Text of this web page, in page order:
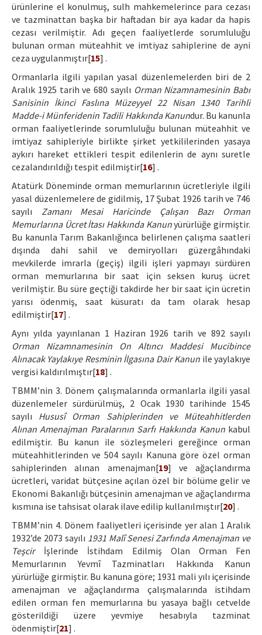
ürünlerine el konulmuş, sulh mahkemelerince para cezası
ve tazminattan başka bir haftadan bir aya kadar da hapis
cezası verilmiştir. Adı geçen faaliyetlerde sorumluluğu
bulunan orman müteahhit ve imtiyaz sahiplerine de ayni
ceza uygulanmıştır[15] .
Ormanlarla ilgili yapılan yasal düzenlemelerden biri de 2
Aralık 1925 tarih ve 680 sayılı Orman Nizamnamesinin Babı
Sanisinin İkinci Faslına Müzeyyel 22 Nisan 1340 Tarihli
Madde-i Münferidenin Tadili Hakkında Kanundur. Bu kanunla
orman faaliyetlerinde sorumluluğu bulunan müteahhit ve
imtiyaz sahipleriyle birlikte şirket yetkililerinden yasaya
aykırı hareket ettikleri tespit edilenlerin de aynı suretle
cezalandırıldığı tespit edilmiştir[16] .
Atatürk Döneminde orman memurlarının ücretleriyle ilgili
yasal düzenlemelere de gidilmiş, 17 Şubat 1926 tarih ve 746
sayılı Zamanı Mesai Haricinde Çalışan Bazı Orman
Memurlarına Ücret İtası Hakkında Kanunyürürlüğe girmiştir.
Bu kanunla Tarım Bakanlığınca belirlenen çalışma saatleri
dışında dahi sahil ve demiryolları güzergâhındaki
mevkilerde imrarla (geçiş) ilgili işleri yapmayı sürdüren
orman memurlarına bir saat için seksen kuruş ücret
verilmiştir. Bu süre geçtiği takdirde her bir saat için ücretin
yarısı ödenmiş, saat küsuratı da tam olarak hesap
edilmiştir[17] .
Aynı yılda yayınlanan 1 Haziran 1926 tarih ve 892 sayılı
Orman Nizamnamesinin On Altıncı Maddesi Mucibince
Alınacak Yaylakıye Resminin İlgasına Dair Kanun ile yaylakıye
vergisi kaldırılmıştır[18] .
TBMM’nin 3. Dönem çalışmalarında ormanlarla ilgili yasal
düzenlemeler sürdürülmüş, 2 Ocak 1930 tarihinde 1545
sayılı Hususî Orman Sahiplerinden ve Müteahhitlerden
Alınan Amenajman Paralarının Sarfı Hakkında Kanunkabul
edilmiştir. Bu kanun ile sözleşmeleri gereğince orman
müteahhitlerinden ve 504 sayılı Kanuna göre özel orman
sahiplerinden alınan amenajman[19] ve ağaçlandırma
ücretleri, varidat bütçesine açılan özel bir bölüme gelir ve
Ekonomi Bakanlığı bütçesinin amenajman ve ağaçlandırma
kısmına ise tahsisat olarak ilave edilip kullanılmıştır[20] .
TBMM’nin 4. Dönem faaliyetleri içerisinde yer alan 1 Aralık
1932’de 2073 sayılı 1931 Malî Senesi Zarfında Amenajman ve
Teşcirİşlerinde İstihdam Edilmiş Olan Orman Fen
Memurlarının Yevmî Tazminatları Hakkında Kanun
yürürlüğe girmiştir. Bu kanuna göre; 1931 mali yılı içerisinde
amenajman ve ağaçlandırma çalışmalarında istihdam
edilen orman fen memurlarına bu yasaya bağlı cetvelde
gösterildiği üzere yevmiye hesabıyla tazminat
ödenmiştir[21] .